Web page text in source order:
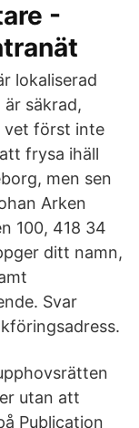
-
lokaliserad
är säkrad,
vet först inte
frysa ihäll
men sen
Arken
100, 418 34
ditt namn,
Svar
utan att
Publication